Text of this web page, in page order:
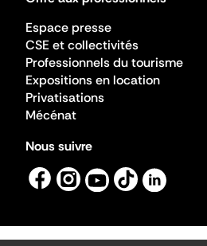
Espace presse
CSE et collectivités
Professionnels du tourisme
Expositions en location
Privatisations
Mécénat
Nous suivre